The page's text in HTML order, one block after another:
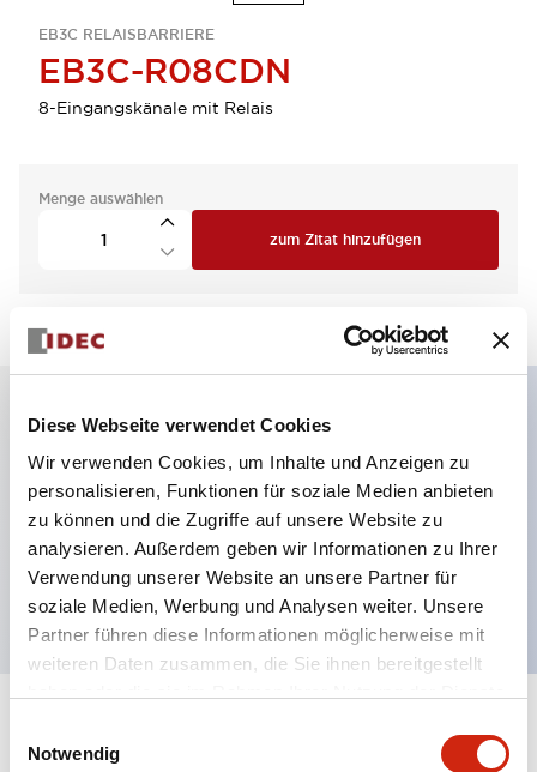
Diese Webseite verwendet Cookies
Wir verwenden Cookies, um Inhalte und Anzeigen zu
personalisieren, Funktionen für soziale Medien anbieten
zu können und die Zugriffe auf unsere Website zu
analysieren. Außerdem geben wir Informationen zu Ihrer
Verwendung unserer Website an unsere Partner für
soziale Medien, Werbung und Analysen weiter. Unsere
Partner führen diese Informationen möglicherweise mit
weiteren Daten zusammen, die Sie ihnen bereitgestellt
Notwendig
EB3C RELAISBARRIERE
EB3C-R08CDN
8-Eingangskänale mit Relais
Menge auswählen
zum Zitat hinzufügen
Hauptmerkmale
24VDC Stromversorgung, Schraubklemme,
Gemeinsame Verdrahtung, Relais-Ausgang, 8
Kanäle
Alle erweitern+